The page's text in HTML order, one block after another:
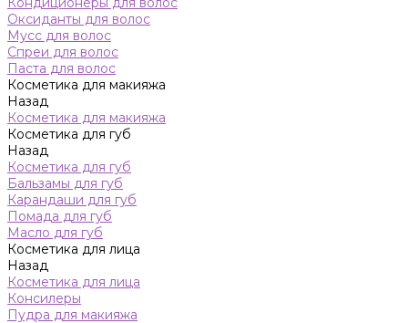
Оксиданты для волос
Мусс для волос
Спреи для волос
Паста для волос
Косметика для макияжа
Назад
Косметика для макияжа
Косметика для губ
Назад
Косметика для губ
Бальзамы для губ
Карандаши для губ
Помада для губ
Масло для губ
Косметика для лица
Назад
Косметика для лица
Консилеры
Пудра для макияжа